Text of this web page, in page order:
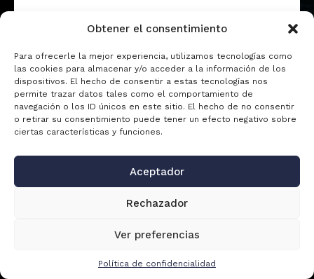
Obtener el consentimiento
Para ofrecerle la mejor experiencia, utilizamos tecnologías como
las cookies para almacenar y/o acceder a la información de los
dispositivos. El hecho de consentir a estas tecnologías nos
permite trazar datos tales como el comportamiento de
navegación o los ID únicos en este sitio. El hecho de no consentir
o retirar su consentimiento puede tener un efecto negativo sobre
ciertas características y funciones.
Aceptador
Rechazador
Ver preferencias
Política de confidencialidad
CONÉCTAME
Inscripción
Cree una cuenta para acceder al